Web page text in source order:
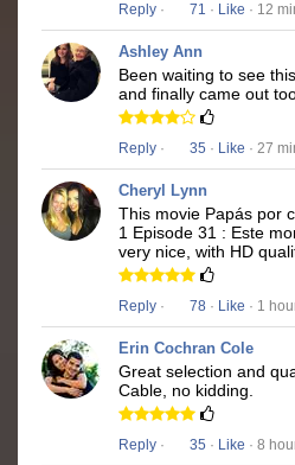
Reply · 71 · Like · 12
Ashley Ann
Been waiting to see
and finally came out
Reply · 35 · Like · 27
Cheryl Lynn
This movie Papás por
1 Episode 31 : Este
very nice, with HD
Reply · 78 · Like · 1
Erin Cochran Cole
Great selection and
Cable, no kidding.
Reply · 35 · Like · 8